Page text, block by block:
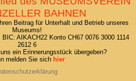
BAHNEN
Beitrag für Unterhalt und Betrieb unseres
Museums!
AIKACH22 Konto CH67 0076 3000 1114
2612 6
ein Erinnerungsstück übergeben?
melden Sie sich hier